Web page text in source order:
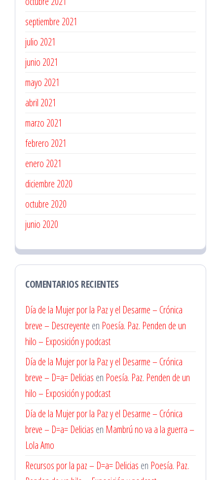
septiembre 2021
julio 2021
junio 2021
mayo 2021
abril 2021
marzo 2021
febrero 2021
enero 2021
diciembre 2020
octubre 2020
junio 2020
COMENTARIOS RECIENTES
Día de la Mujer por la Paz y el Desarme – Crónica
breve – Descreyente en Poesía. Paz. Penden de un
hilo – Exposición y podcast
Día de la Mujer por la Paz y el Desarme – Crónica
breve – D=a= Delicias en Poesía. Paz. Penden de un
hilo – Exposición y podcast
Día de la Mujer por la Paz y el Desarme – Crónica
breve – D=a= Delicias en Mambrú no va a la guerra –
Lola Amo
Recursos por la paz – D=a= Delicias en Poesía. Paz.